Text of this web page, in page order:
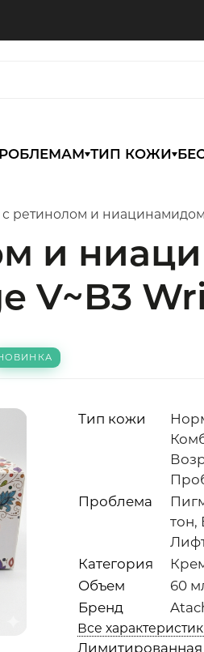
ТИП КОЖИ
ретинолом и ниацинамидом
и
V~B3
Тип кожи
Проблема
тон,
Категория
Объем
60
Бренд
Все
Лимитированная